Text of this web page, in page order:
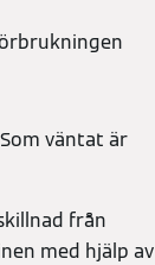
väntat är
från
med hjälp av